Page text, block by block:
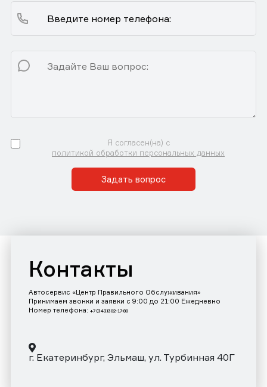
Я согласен(на) с
политикой обработки персональных данных
Задать вопрос
Контакты
Автосервис «Центр Правильного Обслуживания»
Принимаем звонки и заявки с 9:00 до 21:00 Ежедневно
Номер телефона: +7 (343)302-17-80
г. Екатеринбург, Эльмаш, ул. Турбинная 40Г